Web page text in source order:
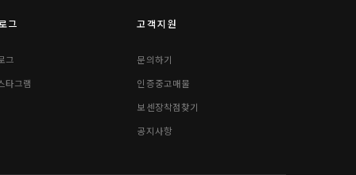
그
그
타그램
고객지원
문의하기
인증중고매물
보센장착점찾기
공지사항